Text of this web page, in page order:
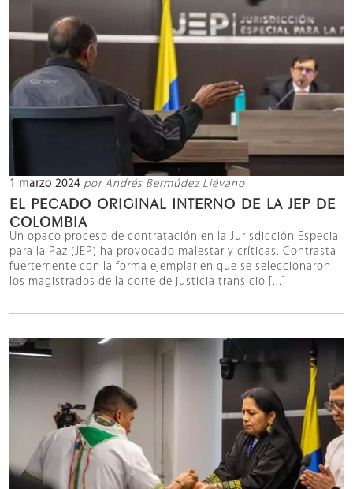
1 marzo 2024 por Andrés Bermúdez Liévano
EL PECADO ORIGINAL INTERNO DE LA JEP DE
COLOMBIA
Un opaco proceso de contratación en la Jurisdicción Especial
para la Paz (JEP) ha provocado malestar y críticas. Contrasta
fuertemente con la forma ejemplar en que se seleccionaron
los magistrados de la corte de justicia transicio [...]